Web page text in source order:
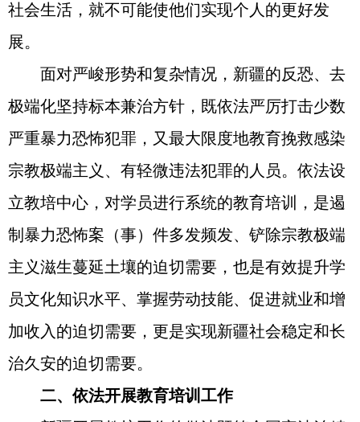
社会生活，就不可能使他们实现个人的更好发
展。
面对严峻形势和复杂情况，新疆的反恐、去
极端化坚持标本兼治方针，既依法严厉打击少数
严重暴力恐怖犯罪，又最大限度地教育挽救感染
宗教极端主义、有轻微违法犯罪的人员。依法设
立教培中心，对学员进行系统的教育培训，是遏
制暴力恐怖案（事）件多发频发、铲除宗教极端
主义滋生蔓延土壤的迫切需要，也是有效提升学
员文化知识水平、掌握劳动技能、促进就业和增
加收入的迫切需要，更是实现新疆社会稳定和长
治久安的迫切需要。
二、依法开展教育培训工作